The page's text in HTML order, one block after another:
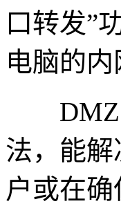
口转发”
电脑的内
DMZ
法，能
户或在